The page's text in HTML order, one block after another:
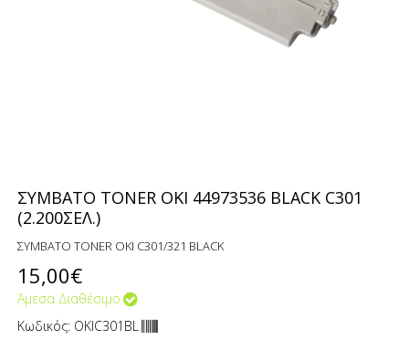
ΣΥΜΒΑΤΟ TONER OKI 44973536 BLACK C301
(2.200ΣΕΛ.)
ΣΥΜΒΑΤΟ TONER OKI C301/321 BLACK
15,00€
Άμεσα Διαθέσιμο
Κωδικός: OKIC301BL